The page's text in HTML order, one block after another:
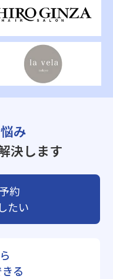
み
決します
約
たい
る